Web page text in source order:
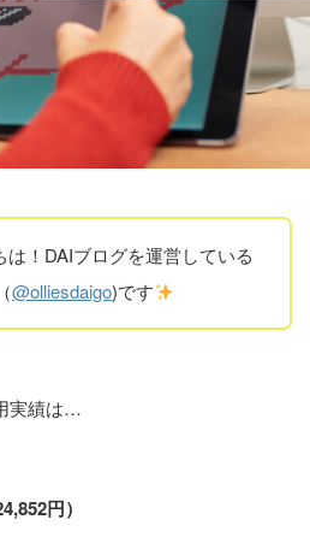
は！DAIブログを運営している
@olliesdaigo)です
実績は…
円）